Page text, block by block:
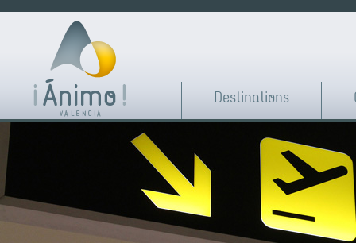
Destinations